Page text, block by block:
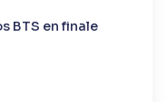
BTS en finale